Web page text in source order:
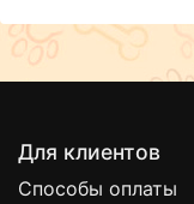
Для клиентов
Способы оплаты